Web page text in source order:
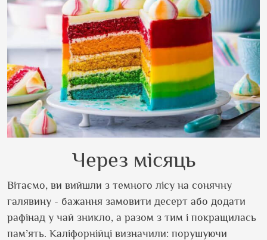
Через місяць
Вітаємо, ви вийшли з темного лісу на сонячну
галявину - бажання замовити десерт або додати
рафінад у чай зникло, а разом з тим і покращилась
пам’ять. Каліфорнійці визначили: порушуючи